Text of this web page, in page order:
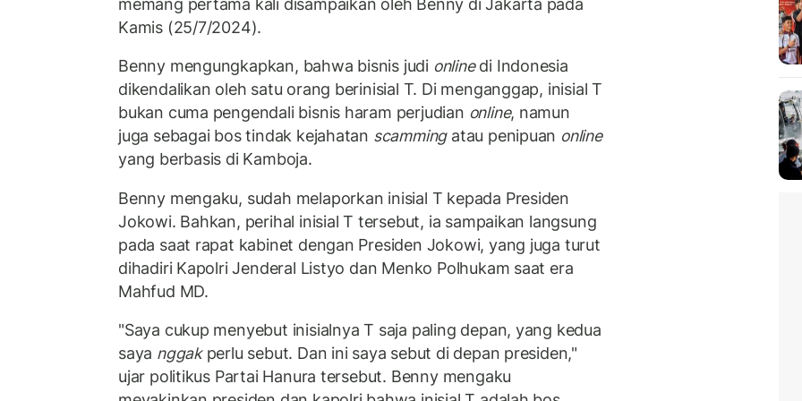
Kamis (25/7/2024).
Benny mengungkapkan, bahwa bisnis judi onlinedi Indonesia
dikendalikan oleh satu orang berinisial T. Di menganggap, inisial T
bukan cuma pengendali bisnis haram perjudian online, namun
juga sebagai bos tindak kejahatan scammingatau penipuan online
yang berbasis di Kamboja.
Benny mengaku, sudah melaporkan inisial T kepada Presiden
Jokowi. Bahkan, perihal inisial T tersebut, ia sampaikan langsung
pada saat rapat kabinet dengan Presiden Jokowi, yang juga turut
dihadiri Kapolri Jenderal Listyo dan Menko Polhukam saat era
Mahfud MD.
"Saya cukup menyebut inisialnya T saja paling depan, yang kedua
saya nggakperlu sebut. Dan ini saya sebut di depan presiden,"
ujar politikus Partai Hanura tersebut. Benny mengaku